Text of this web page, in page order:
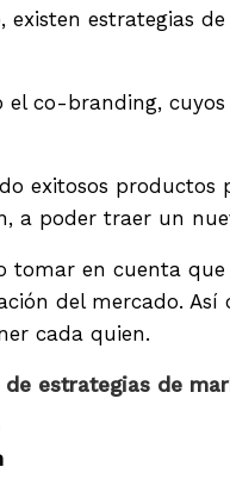
existen estrategias
el co-branding,
exitosos
a poder traer un
tomar en cuenta
del mercado.
cada quien.
estrategias de